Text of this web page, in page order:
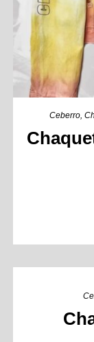
Ceberro,